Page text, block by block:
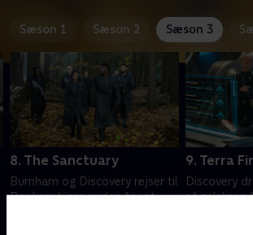
Sæson 1 Sæson 2 Sæson 3
8. The Sanctuary
Burnham og Discovery rejser til
Bookers hjemverden for at
9. Terra
Discovery
af galaksen
til
giver et